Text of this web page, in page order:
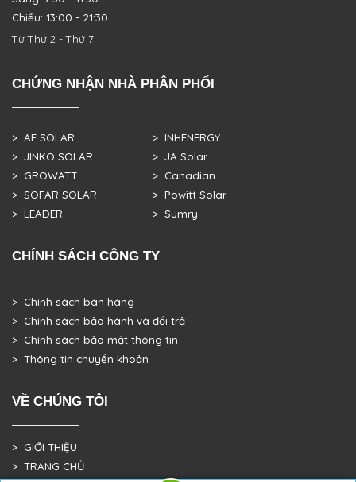
Chiều: 13:00 - 21:30
Từ Thứ 2 - Thứ 7
CHỨNG NHẬN NHÀ PHÂN PHỐI
> AE SOLAR
> JINKO SOLAR
> GROWATT
> SOFAR SOLAR
> LEADER
> INHENERGY
> JA Solar
> Canadian
> Powitt Solar
> Sumry
CHÍNH SÁCH CÔNG TY
> Chính sách bán hàng
> Chính sách bảo hành và đổi trả
> Chính sách bảo mật thông tin
> Thông tin chuyển khoản
VỀ CHÚNG TÔI
> GIỚI THIỆU
> TRANG CHỦ